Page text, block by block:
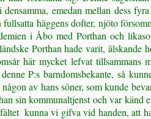
emedan mellan dess
häggens dofter, njöto
i Åbo med Porthan och
Porthan hade varit, älskande
här mycket lefvat tillsammans
P:s barndomsbekante, så
av hans söner, som kunde
sin kommunaltjenst och var känd
 kunna vi gifva vid handen, att